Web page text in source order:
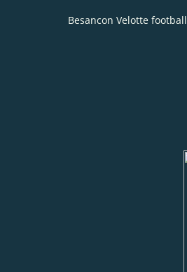
Besancon Velotte football